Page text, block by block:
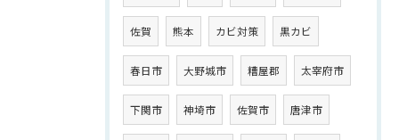
佐賀 熊本 カビ対策 黒カビ
春日市 大野城市 糟屋郡 太宰府市
下関市 神埼市 佐賀市 唐津市